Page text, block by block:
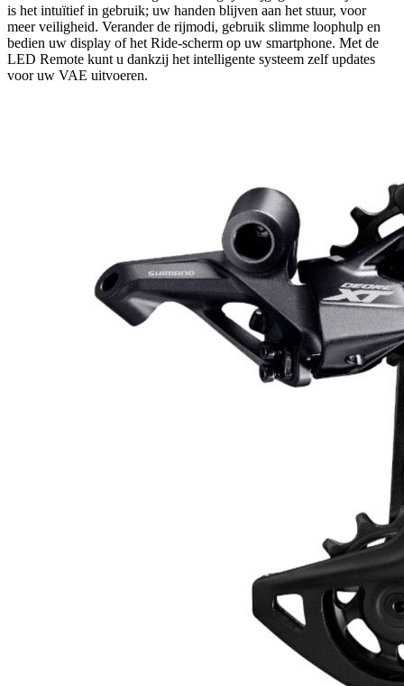
is het intuïtief in gebruik; uw handen blijven aan het stuur, voor
meer veiligheid. Verander de rijmodi, gebruik slimme loophulp en
bedien uw display of het Ride-scherm op uw smartphone. Met de
LED Remote kunt u dankzij het intelligente systeem zelf updates
voor uw VAE uitvoeren.